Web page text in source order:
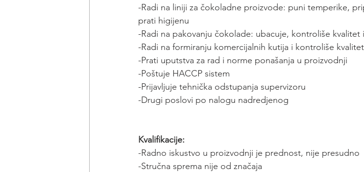
-Radi na liniji za čokoladne proizvode: puni temperike,
prati higijenu
-Radi na pakovanju čokolade: ubacuje, kontroliše kvalitet
-Radi na formiranju komercijalnih kutija i kontroliše
-Prati uputstva za rad i norme ponašanja u proizvodnji
-Poštuje HACCP sistem
-Prijavljuje tehnička odstupanja supervizoru
-Drugi poslovi po nalogu nadredjenog
Kvalifikacije:
-Radno iskustvo u proizvodnji je prednost, nije presudno
-Stručna sprema nije od značaja